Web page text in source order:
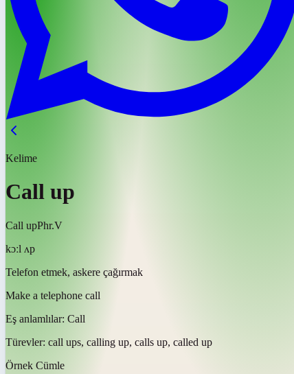
Kelime
Call up
Call upPhr.V
kɔːl ʌp
Telefon etmek, askere çağırmak
Make a telephone call
Eş anlamlılar: Call
Türevler: call ups, calling up, calls up, called up
Örnek Cümle